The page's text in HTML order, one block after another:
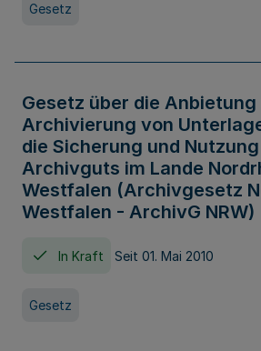
Gesetz
Gesetz über die Anbietung
Archivierung von
die Sicherung und
Archivguts im Lande
Westfalen (Archivgesetz
Westfalen - ArchivG NRW)
In Kraft Seit 01. Mai 2010
Gesetz